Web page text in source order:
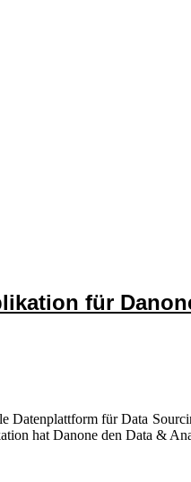
für
Datenplattform für Data
hat Danone den Data &